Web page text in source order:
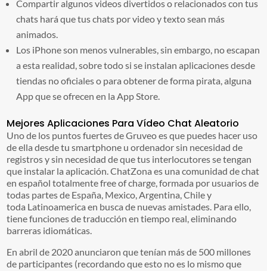
Compartir algunos videos divertidos o relacionados con tus
chats hará que tus chats por video y texto sean más
animados.
Los iPhone son menos vulnerables, sin embargo, no escapan
a esta realidad, sobre todo si se instalan aplicaciones desde
tiendas no oficiales o para obtener de forma pirata, alguna
App que se ofrecen en la App Store.
Mejores Aplicaciones Para Vídeo Chat Aleatorio
Uno de los puntos fuertes de Gruveo es que puedes hacer uso
de ella desde tu smartphone u ordenador sin necesidad de
registros y sin necesidad de que tus interlocutores se tengan
que instalar la aplicación. ChatZona es una comunidad de chat
en español totalmente free of charge, formada por usuarios de
todas partes de España, Mexico, Argentina, Chile y
toda Latinoamerica en busca de nuevas amistades. Para ello,
tiene funciones de traducción en tiempo real, eliminando
barreras idiomáticas.
En abril de 2020 anunciaron que tenían más de 500 millones
de participantes (recordando que esto no es lo mismo que